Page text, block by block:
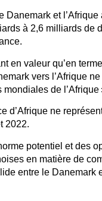
Danemark et
à 2,6 milliards de
en valeur qu’en
vers l’Afrique
de l’Afrique
d’Afrique ne
2022.
potentiel et des
en matière de
entre le Danemark